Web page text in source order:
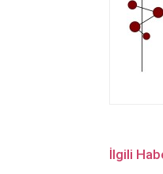
İlgili